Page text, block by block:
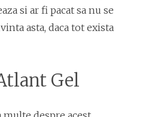
si ar fi pacat sa nu se
asta, daca tot exista
Gel